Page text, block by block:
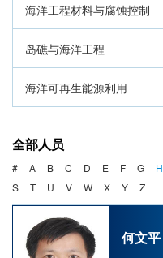
海洋工程材料与腐蚀控制
岛礁与海洋工程
海洋可再生能源利用
海洋产业与政策
海洋可持续发展
全部人员
# A B C D E F G H
S
T U V W X Y Z
何文平